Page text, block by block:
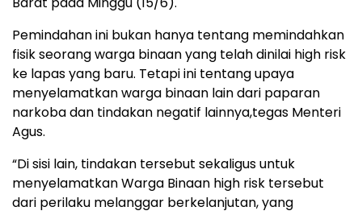
Pemindahan ini bukan hanya tentang memindahkan
fisik seorang warga binaan yang telah dinilai high risk
ke lapas yang baru. Tetapi ini tentang upaya
menyelamatkan warga binaan lain dari paparan
narkoba dan tindakan negatif lainnya,tegas Menteri
Agus.
“Di sisi lain, tindakan tersebut sekaligus untuk
menyelamatkan Warga Binaan high risk tersebut
dari perilaku melanggar berkelanjutan, yang